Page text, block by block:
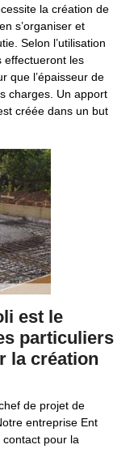
la création de
s’organiser et
Selon l’utilisation
effectueront les
que l’épaisseur de
charges. Un apport
créée dans un but
est le
particuliers
la création
de projet de
entreprise Ent
pour la